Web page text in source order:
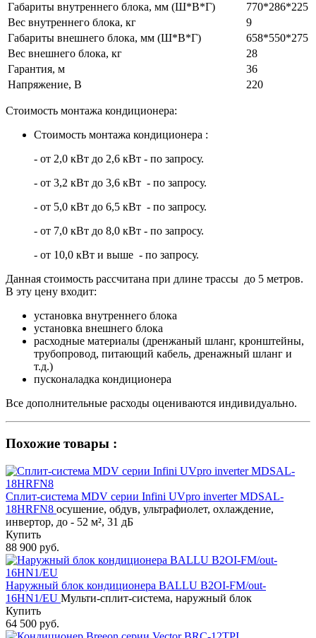
Габариты внутреннего блока, мм (Ш*В*Г)
770*286*225
Вес внутреннего блока, кг
9
Габариты внешнего блока, мм (Ш*В*Г)
658*550*275
Вес внешнего блока, кг
28
Гарантия, м
36
Напряжение, В
220
Стоимость монтажа кондиционера:
Стоимость монтажа кондиционера :
- от 2,0 кВт до 2,6 кВт - по запросу.
- от 3,2 кВт до 3,6 кВт - по запросу.
- от 5,0 кВт до 6,5 кВт - по запросу.
- от 7,0 кВт до 8,0 кВт - по запросу.
- от 10,0 кВт и выше - по запросу.
Данная стоимость рассчитана при длине трассы до 5 метров.
В эту цену входит:
установка внутреннего блока
установка внешнего блока
расходные материалы (дренжаный шланг, кронштейны,
трубопровод, питающий кабель, дренажный шланг и
т.д.)
пусконаладка кондиционера
Все дополнительные расходы оцениваются индивидуально.
Похожие товары :
Сплит-система MDV серии Infini UVpro inverter MDSAL-
18HRFN8 осушение, обдув, ультрафиолет, охлаждение,
инвертор, до - 52 м², 31 дБ
Купить
88 900 руб.
Наружный блок кондиционера BALLU B2OI-FM/out-
16HN1/EU Мульти-сплит-система, наружный блок
Купить
64 500 руб.